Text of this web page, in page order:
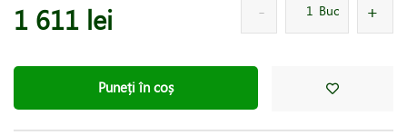
1 611 lei Buc
Puneți în coș